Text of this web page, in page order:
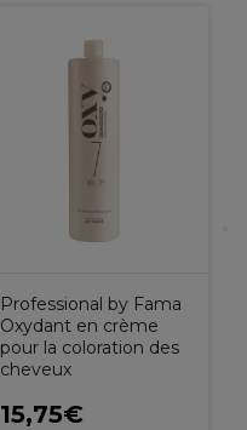
Professional by Fama
Oxydant en crème
pour la coloration des
cheveux
15,75€